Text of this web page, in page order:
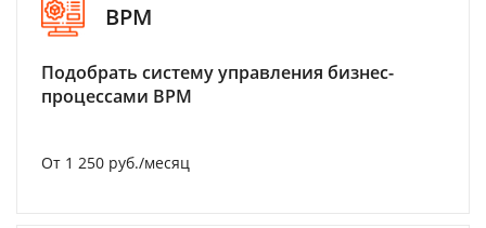
BPM
Подобрать систему управления бизнес-
процессами BPM
От 1 250 руб./месяц